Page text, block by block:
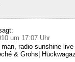
um 17:07 Uhr
radio sunshine
& Grohs|